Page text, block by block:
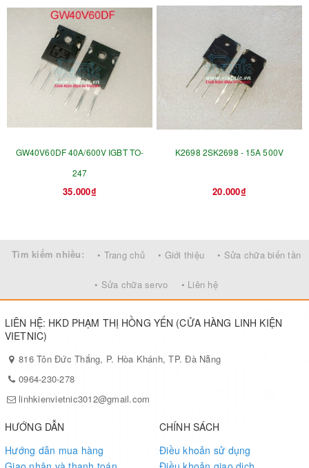
GW40V60DF 40A/600V IGBT TO-
247
35.000₫
K2698 2SK2698 - 15A 500V
20.000₫
Tìm kiếm nhiều: • Trang chủ • Giới thiệu • Sửa chữa biến tần
• Sửa chữa servo • Liên hệ
LIÊN HỆ: HKD PHẠM THỊ HỒNG YẾN (CỬA HÀNG LINH KIỆN
VIETNIC)
816 Tôn Đức Thắng, P. Hòa Khánh, TP. Đà Nẵng
0964-230-278
linhkienvietnic3012@gmail.com
HƯỚNG DẪN
Hướng dẫn mua hàng
CHÍNH SÁCH
Điều khoản sử dụng